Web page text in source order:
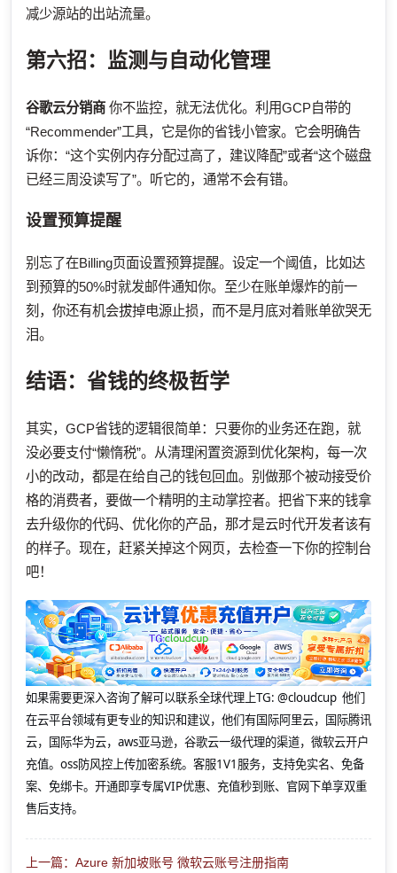
减少源站的出站流量。
第六招：监测与自动化管理
谷歌云分销商 你不监控，就无法优化。利用GCP自带的
“Recommender”工具，它是你的省钱小管家。它会明确告
诉你：“这个实例内存分配过高了，建议降配”或者“这个磁盘
已经三周没读写了”。听它的，通常不会有错。
设置预算提醒
别忘了在Billing页面设置预算提醒。设定一个阈值，比如达
到预算的50%时就发邮件通知你。至少在账单爆炸的前一
刻，你还有机会拔掉电源止损，而不是月底对着账单欲哭无
泪。
结语：省钱的终极哲学
其实，GCP省钱的逻辑很简单：只要你的业务还在跑，就
没必要支付“懒惰税”。从清理闲置资源到优化架构，每一次
小的改动，都是在给自己的钱包回血。别做那个被动接受价
格的消费者，要做一个精明的主动掌控者。把省下来的钱拿
去升级你的代码、优化你的产品，那才是云时代开发者该有
的样子。现在，赶紧关掉这个网页，去检查一下你的控制台
吧！
如果需要更深入咨询了解可以联系全球代理上TG: @cloudcup 他们
在云平台领域有更专业的知识和建议，他们有国际阿里云，国际腾讯
云，国际华为云，aws亚马逊，谷歌云一级代理的渠道，微软云开户
充值。oss防风控上传加密系统。客服1V1服务，支持免实名、免备
案、免绑卡。开通即享专属VIP优惠、充值秒到账、官网下单享双重
售后支持。
上一篇：Azure 新加坡账号 微软云账号注册指南